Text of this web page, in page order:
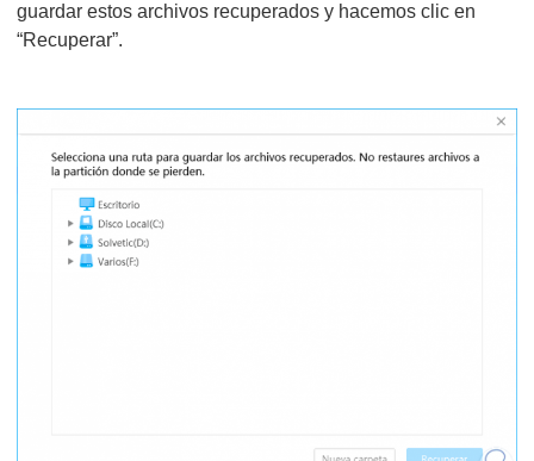
guardar estos archivos recuperados y hacemos clic en
“Recuperar”.